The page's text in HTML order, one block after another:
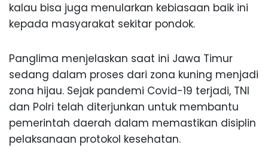
kalau bisa juga menularkan kebiasaan baik ini
kepada masyarakat sekitar pondok.
Panglima menjelaskan saat ini Jawa Timur
sedang dalam proses dari zona kuning menjadi
zona hijau. Sejak pandemi Covid-19 terjadi, TNI
dan Polri telah diterjunkan untuk membantu
pemerintah daerah dalam memastikan disiplin
pelaksanaan protokol kesehatan.